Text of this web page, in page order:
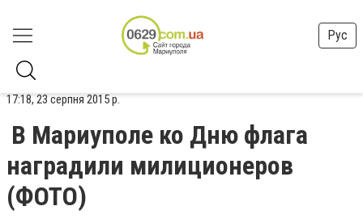
Рус
17:18, 23 серпня 2015 р.
В Мариуполе ко Дню флага
наградили милиционеров
(ФОТО)